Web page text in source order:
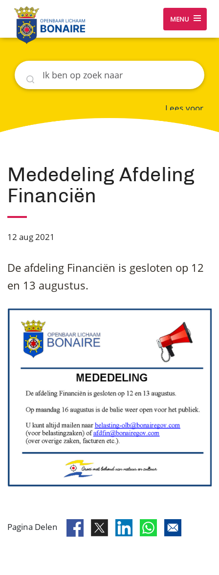
MENU
Zoeken
Lees voor
Mededeling Afdeling
Financiën
12 aug 2021
De afdeling Financiën is gesloten op 12
en 13 augustus.
Pagina Delen